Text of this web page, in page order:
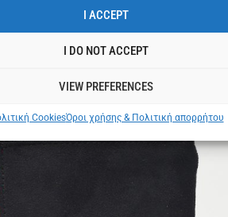
I ACCEPT
I DO NOT ACCEPT
VIEW PREFERENCES
CookiesΌροι χρήσης & Πολιτική απορρήτου